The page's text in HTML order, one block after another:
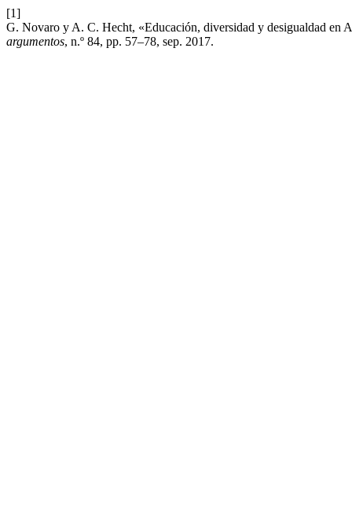
[1]
G. Novaro y A. C. Hecht, «Educación, diversidad y desigualdad en
argumentos, n.º 84, pp. 57–78, sep. 2017.